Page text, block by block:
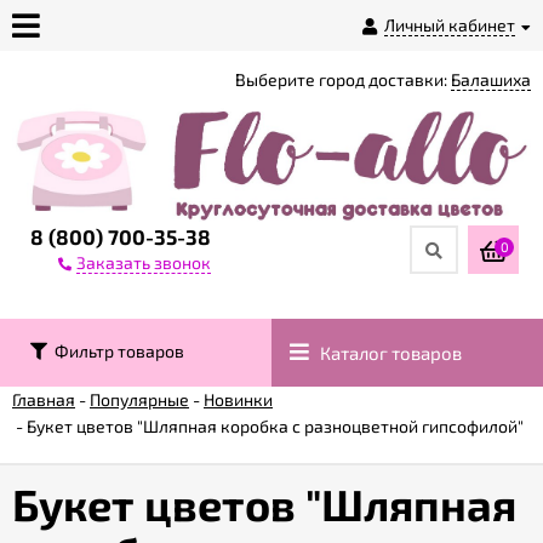
Личный кабинет
магазине
Доставка
Контакты
Возврат
Гарантии
8 (800) 700-35-38
Заказать звонок
Выберите город доставки: Балашиха
0
Фильтр товаров Каталог товаров
Главная - Популярные - Новинки
- Букет цветов "Шляпная коробка с разноцветной гипсофилой"
Букет цветов "Шляпная